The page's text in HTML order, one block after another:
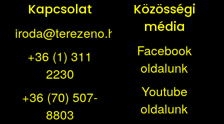
Kapcsolat
iroda@terezeno.hu
+36 (1) 311
2230
+36 (70) 507-
8803
Közösségi
média
Facebook
oldalunk
Youtube
oldalunk